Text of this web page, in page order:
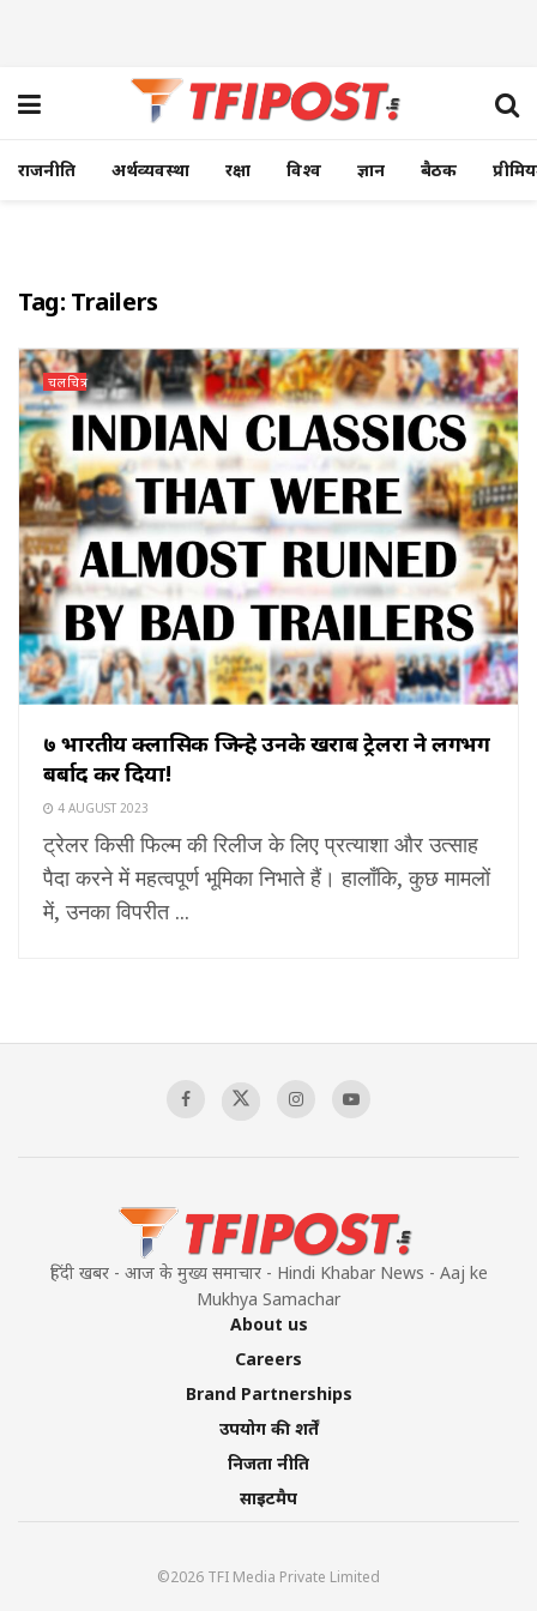
राजनीति अर्थव्यवस्था रक्षा विश्व ज्ञान बैठक
Tag: Trailers
चलचित्र
७ भारतीय क्लासिक जिन्हे उनके खराब ट्रेलरों ने लगभग
बर्बाद कर दिया!
4 AUGUST 2023
ट्रेलर किसी फिल्म की रिलीज के लिए प्रत्याशा और उत्साह
पैदा करने में महत्वपूर्ण भूमिका निभाते हैं। हालाँकि, कुछ मामलों
में, उनका विपरीत ...
हिंदी खबर - आज के मुख्य समाचार - Hindi Khabar News - Aaj ke
Mukhya Samachar
About us
Careers
Brand Partnerships
उपयोग की शर्तें
निजता नीति
साइटमैप
©2026 TFI Media Private Limited